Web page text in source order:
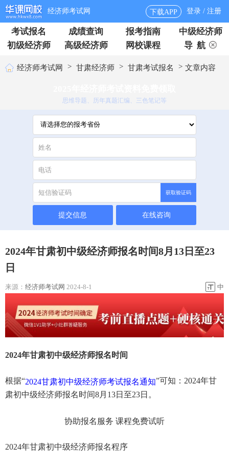
经济师考试网 下载APP 登录 / 注册
考试报名 成绩查询 报考指南
中级经济师
初级经济师
高级经济师 网校课程 导 航
经济师考试网 > 甘肃经济师 > 甘肃考试报名 > 文章内容
思维导题、历年真题汇编、三色笔记等
获取验证码
提交信息 在线咨询
2024年甘肃初中级经济师报名时间8月13日至23
日
来源： 经济师考试网 2024-8-1 中
2024年甘肃初中级经济师报名时间
根据“2024甘肃初中级经济师考试报名通知”可知：2024年甘
肃初中级经济师报名时间8月13日至23日。
协助报名服务 课程免费试听
2024年甘肃初中级经济师报名程序